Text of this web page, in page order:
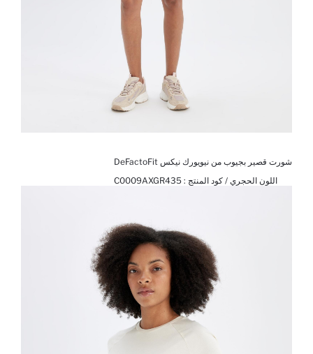
شورت قصير بجيوب من نيويورك نيكس DeFactoFit
اللون الحجري / كود المنتج : C0009AXGR435